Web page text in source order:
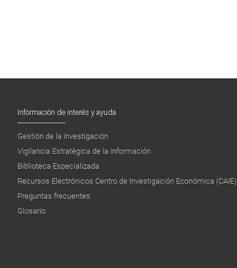
Información de interés y ayuda
Gestión de la Investigación
Vigilancia Estratégica de la Información
Biblioteca Especializada
Recursos Electrónicos Centro de Investigación Económica (CAIE)
Preguntas frecuentes
Glosario